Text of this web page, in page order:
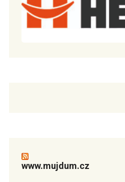
www.mujdum.cz